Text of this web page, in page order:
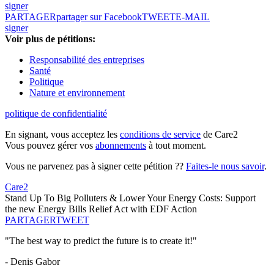
signer
PARTAGERpartager sur FacebookTWEETE-MAIL
signer
Voir plus de pétitions:
Responsabilité des entreprises
Santé
Politique
Nature et environnement
politique de confidentialité
En signant, vous acceptez les conditions de service de Care2
Vous pouvez gérer vos abonnements à tout moment.
Vous ne parvenez pas à signer cette pétition ?? Faites-le nous savoir.
Care2
Stand Up To Big Polluters & Lower Your Energy Costs: Support
the new Energy Bills Relief Act with EDF Action
PARTAGERTWEET
"The best way to predict the future is to create it!"
- Denis Gabor